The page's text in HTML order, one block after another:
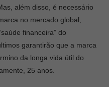
além disso, é necessário
no mercado global,
financeira” do
garantirão que a marca
da longa vida útil do
25 anos.